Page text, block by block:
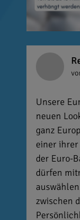
Unsere
neuen
ganz
einer
der Euro-
dürfen
zwischen